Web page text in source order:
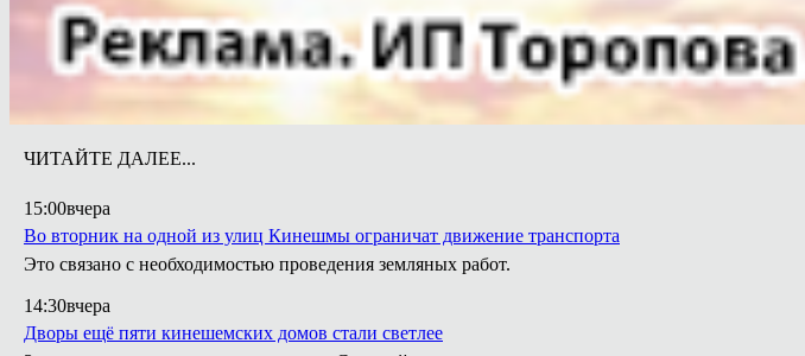
ЧИТАЙТЕ ДАЛЕЕ...
15:00вчера
Во вторник на одной из улиц Кинешмы ограничат движение транспорта
Это связано с необходимостью проведения земляных работ.
14:30вчера
Дворы ещё пяти кинешемских домов стали светлее